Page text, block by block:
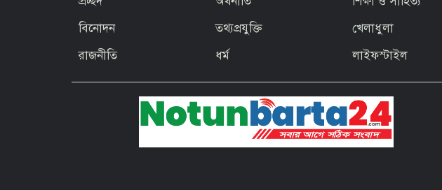
বিনোদন
রাজনীতি
তথ্যপ্রযুক্তি
ধর্ম
খেলাধুলা
লাইফস্টাইল